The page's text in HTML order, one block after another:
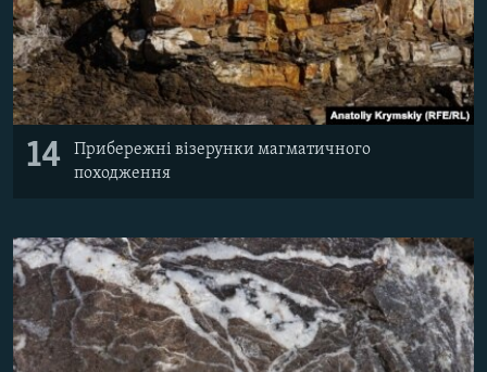
14
Прибережні візерунки магматичного
походження